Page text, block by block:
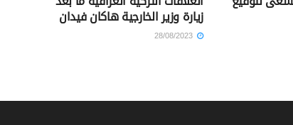
زيارة وزير الخارجية هاكان فيدان